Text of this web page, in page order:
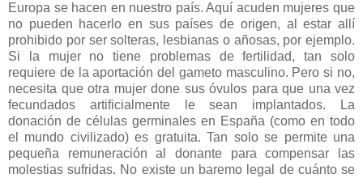
Europa se hacen en nuestro país. Aquí acuden mujeres que
no pueden hacerlo en sus países de origen, al estar allí
prohibido por ser solteras, lesbianas o añosas, por ejemplo.
Si la mujer no tiene problemas de fertilidad, tan solo
requiere de la aportación del gameto masculino. Pero si no,
necesita que otra mujer done sus óvulos para que una vez
fecundados artificialmente le sean implantados. La
donación de células germinales en España (como en todo
el mundo civilizado) es gratuita. Tan solo se permite una
pequeña remuneración al donante para compensar las
molestias sufridas. No existe un baremo legal de cuánto se